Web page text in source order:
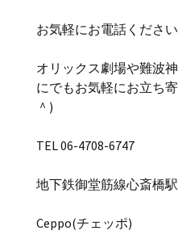
お気軽にお電話くださ
オリックス劇場や難波
にでもお気軽にお立ち
＾)
TEL 06-4708-6747
地下鉄御堂筋線心斎橋
Ceppo(チェッポ)